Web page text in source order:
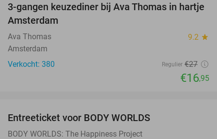
37%
3-gangen keuzediner bij Ava Thomas in hartje
Amsterdam
Ava Thomas 9.2 star
Amsterdam
Verkocht: 380
Regulier €27
€16,95
Entreeticket voor BODY WORLDS
BODY WORLDS: The Happiness Project